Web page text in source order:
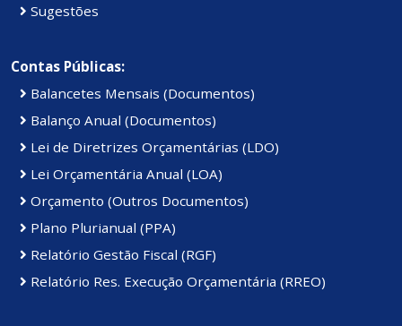
Sugestões
Contas Públicas:
Balancetes Mensais (Documentos)
Balanço Anual (Documentos)
Lei de Diretrizes Orçamentárias (LDO)
Lei Orçamentária Anual (LOA)
Orçamento (Outros Documentos)
Plano Plurianual (PPA)
Relatório Gestão Fiscal (RGF)
Relatório Res. Execução Orçamentária (RREO)